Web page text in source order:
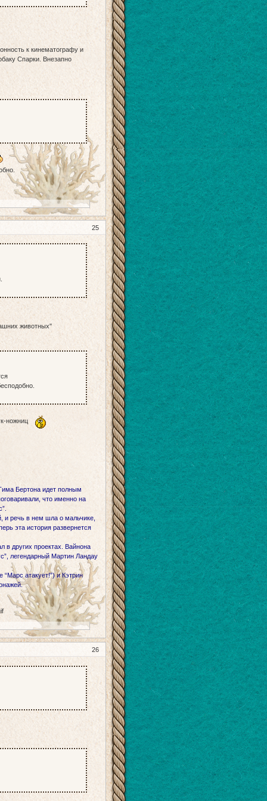
к кинематографу и
Спарки. Внезапно
25
животных''
ножниц
Бертона идет полным
что именно на
и речь в нем шла о мальчике,
эта история развернется
в других проектах. Вайнона
легендарный Мартин Ландау
атакует!”) и Кэтрин
26